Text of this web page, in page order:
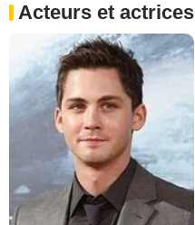
Acteurs et actrices